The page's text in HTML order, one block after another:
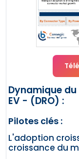
Dynamique
EV - (DRO) :
Pilotes clés :
L'adoption
croissance du